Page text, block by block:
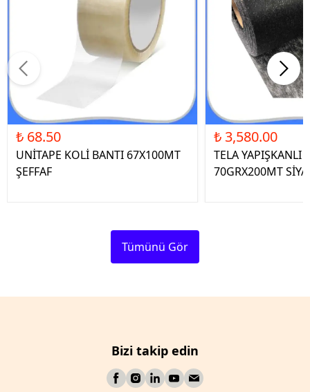
₺ 68.50
UNİTAPE KOLİ BANTI 67X100MT
ŞEFFAF
₺ 3,580.00
TELA YAPIŞKANLI
70GRX200MT
Tümünü Gör
Bizi takip edin